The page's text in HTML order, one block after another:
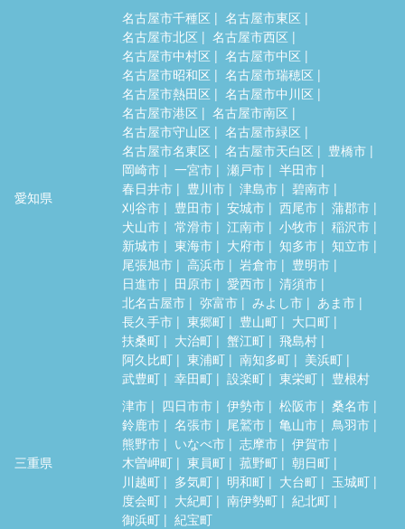
愛知県
名古屋市千種区
名古屋市東区
名古屋市北区
名古屋市西区
名古屋市中村区
名古屋市中区
名古屋市昭和区
名古屋市瑞穂区
名古屋市熱田区
名古屋市中川区
名古屋市港区
名古屋市南区
名古屋市守山区
名古屋市緑区
名古屋市名東区
名古屋市天白区
豊橋市
岡崎市
一宮市 瀬戸市
半田市
春日井市
豊川市 津島市
碧南市
刈谷市
豊田市 安城市 西尾市
蒲郡市
犬山市
常滑市 江南市 小牧市
稲沢市
新城市
東海市 大府市 知多市
知立市
尾張旭市
高浜市 岩倉市
豊明市
日進市
田原市 愛西市
清須市
北名古屋市
弥富市 みよし市
あま市
長久手市
東郷町 豊山町
大口町
扶桑町
大治町 蟹江町
飛島村
阿久比町
東浦町 南知多町
美浜町
武豊町
幸田町 設楽町 東栄町 豊根村
三重県
津市 四日市市 伊勢市 松阪市
桑名市
鈴鹿市
名張市 尾鷲市 亀山市
鳥羽市
熊野市
いなべ市 志摩市
伊賀市
木曽岬町
東員町 菰野町
朝日町
川越町
多気町 明和町 大台町
玉城町
度会町
大紀町 南伊勢町
紀北町
御浜町
紀宝町